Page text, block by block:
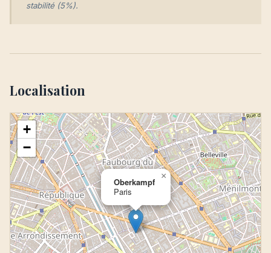
stabilité (5%).
Localisation
Oberkampf
Paris
×
+
−